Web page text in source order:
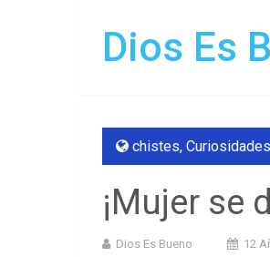
Dios Es
chistes, Curiosidades
¡Mujer se
Dios Es Bueno 12